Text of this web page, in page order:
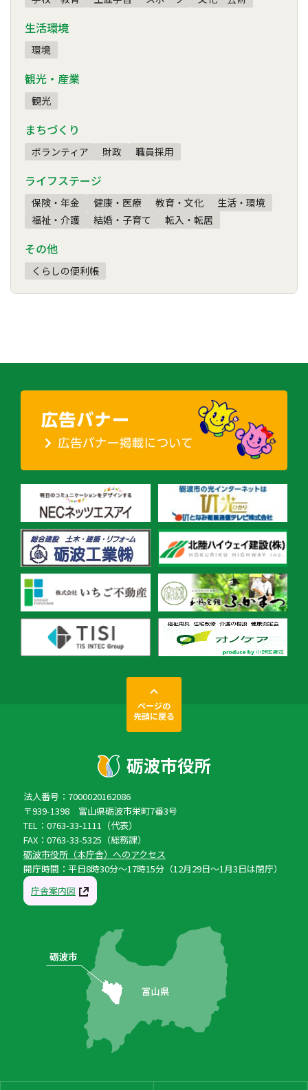
生活環境
環境
観光・産業
観光
まちづくり
ボランティア 財政 職員採用
ライフステージ
保険・年金 健康・医療 教育・文化
生活・環境
福祉・介護
結婚・子育て 転入・転居
その他
くらしの便利帳
ページの
先頭に戻る
法人番号：7000020162086
〒939-1398 富山県砺波市栄町7番3号
TEL：0763-33-1111（代表）
FAX：0763-33-5325（総務課）
砺波市役所（本庁舎）へのアクセス
開庁時間：平日8時30分〜17時15分（12月29日〜1月3日は閉庁）
庁舎案内図